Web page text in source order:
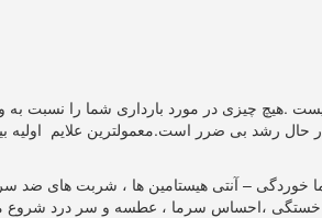
نیست .هیچ چیزی در مورد بارداری شما را
حال رشد بی ضرر است.معمولترین علایم اولیه
خوردگی – آنتی هیستامین ها ، شربت های ضد
که معمولا یک هفته تا 10 روز طول می کشد معمولا با علایم خستگی